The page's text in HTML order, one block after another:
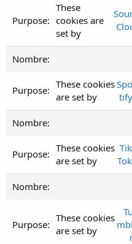
These
cookies are
set by
These cookies
are set by
Spo
These cookies
are set by
Tik
Tok
These cookies
are set by
Tu
mbl